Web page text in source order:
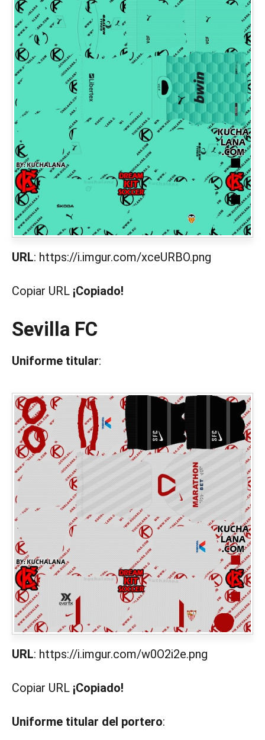
URL: https://i.imgur.com/xceURBO.png
Copiar URL ¡Copiado!
Sevilla FC
Uniforme titular:
URL: https://i.imgur.com/w0O2i2e.png
Copiar URL ¡Copiado!
Uniforme titular del portero: